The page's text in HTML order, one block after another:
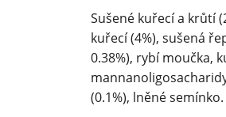
Sušené kuřecí a krůtí
kuřecí (4%), sušená
0.38%), rybí moučka,
(0.1%), lněné semínko.